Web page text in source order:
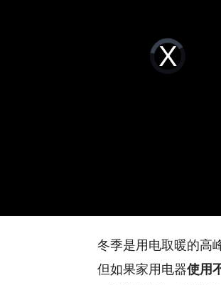
Video
Player
loading.
冬季是用电取暖的高
但如果家用电器使用